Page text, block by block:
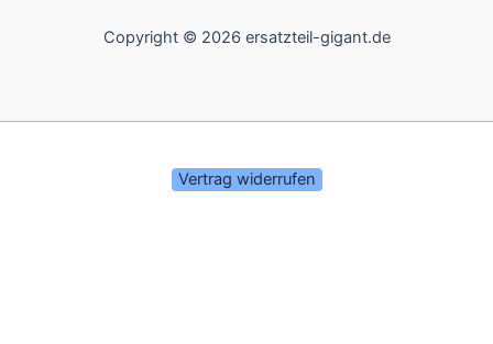
Copyright © 2026 ersatzteil-gigant.de
Vertrag widerrufen